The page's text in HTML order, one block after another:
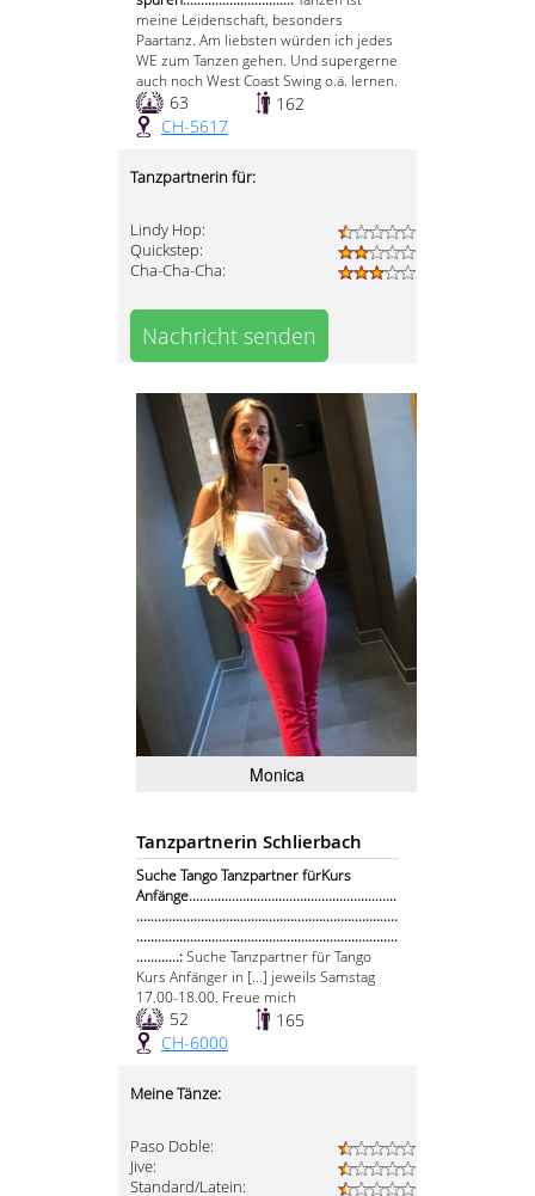
meine Leidenschaft, besonders
Paartanz. Am liebsten würden ich jedes
WE zum Tanzen gehen. Und supergerne
auch noch West Coast Swing o.ä. lernen.
63
162
CH-5617
Tanzpartnerin für:
Lindy Hop:
Quickstep:
Cha-Cha-Cha:
Nachricht senden
Monica
Tanzpartnerin Schlierbach
Suche Tango Tanzpartner fürKurs
Anfänge..........................................................
.........................................................................
.........................................................................
............:Suche Tanzpartner für Tango
Kurs Anfänger in [...] jeweils Samstag
17.00-18.00. Freue mich
52
165
CH-6000
Meine Tänze:
Paso Doble:
Jive:
Standard/Latein: